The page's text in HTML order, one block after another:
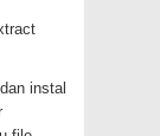
instal